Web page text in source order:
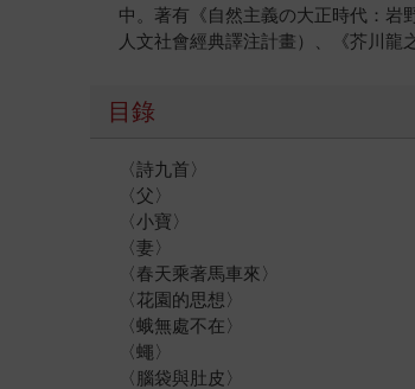
中。著有《自然主義の大正時代：岩
人文社會經典譯注計畫）、《芥川龍
目錄
〈詩九首〉
〈父〉
〈小寶〉
〈妻〉
〈春天乘著馬車來〉
〈花園的思想〉
〈蛾無處不在〉
〈蠅〉
〈腦袋與肚皮〉